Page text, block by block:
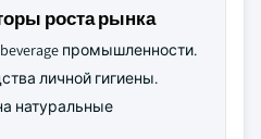
роста рынка
промышленности.
личной гигиены.
натуральные